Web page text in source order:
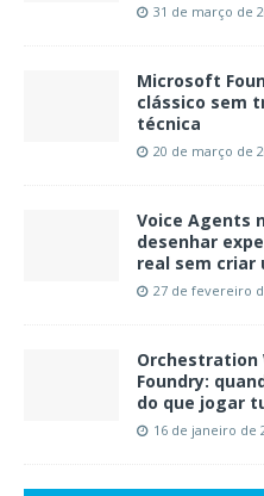
31 de março de
Microsoft
clássico sem
técnica
20 de março de
Voice Agents
desenhar
real sem criar
27 de fevereiro
Orchestration
Foundry:
do que jogar
16 de janeiro de